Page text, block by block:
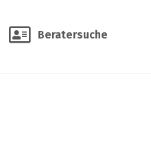
Beratersuche